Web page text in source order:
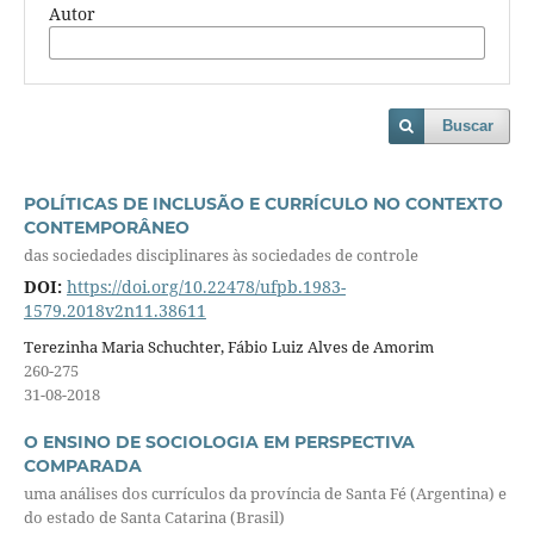
Autor
Buscar
POLÍTICAS DE INCLUSÃO E CURRÍCULO NO CONTEXTO
CONTEMPORÂNEO
das sociedades disciplinares às sociedades de controle
DOI: https://doi.org/10.22478/ufpb.1983-
1579.2018v2n11.38611
Terezinha Maria Schuchter, Fábio Luiz Alves de Amorim
260-275
31-08-2018
O ENSINO DE SOCIOLOGIA EM PERSPECTIVA
COMPARADA
uma análises dos currículos da província de Santa Fé (Argentina) e
do estado de Santa Catarina (Brasil)